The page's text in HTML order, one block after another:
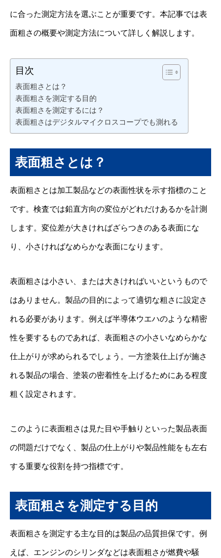
に合った測定方法を選ぶことが重要です。本記事では表
面粗さの概要や測定方法について詳しく解説します。
目次
表面粗さとは？
表面粗さを測定する目的
表面粗さを測定するには？
表面粗さはデジタルマイクロスコープでも測れる
表面粗さとは？
表面粗さとは加工製品などの表面性状を示す指標のこと
です。検査では鉛直方向の変位がどれだけあるかを計測
します。変位差が大きければざらつきのある表面にな
り、小さければなめらかな表面になります。
表面粗さは小さい、または大きければいいというもので
はありません。製品の目的によって適切な粗さに設定さ
れる必要があります。例えば半導体ウエハのような精密
性を要するものであれば、表面粗さの小さいなめらかな
仕上がりが求められるでしょう。一方塗装仕上げが施さ
れる製品の場合、塗装の密着性を上げるためにある程度
粗く設定されます。
このように表面粗さは見た目や手触りといった製品表面
の問題だけでなく、製品の仕上がりや製品性能をも左右
する重要な役割を持つ指標です。
表面粗さを測定する目的
表面粗さを測定する主な目的は製品の品質担保です。例
えば、エンジンのシリンダなどは表面粗さが燃費や騒